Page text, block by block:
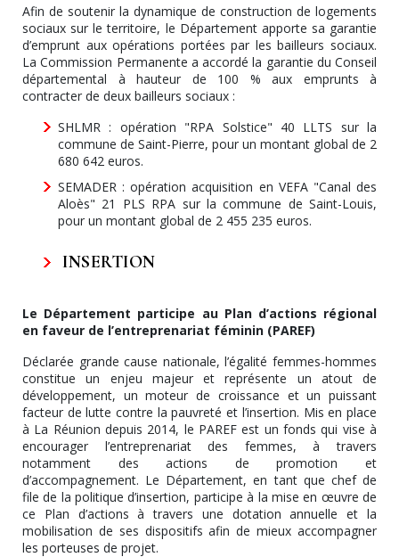
Afin de soutenir la dynamique de construction de logements
sociaux sur le territoire, le Département apporte sa garantie
d’emprunt aux opérations portées par les bailleurs sociaux.
La Commission Permanente a accordé la garantie du Conseil
départemental à hauteur de 100 % aux emprunts à
contracter de deux bailleurs sociaux :
SHLMR : opération "RPA Solstice" 40 LLTS sur la
commune de Saint-Pierre, pour un montant global de 2
680 642 euros.
SEMADER : opération acquisition en VEFA "Canal des
Aloès" 21 PLS RPA sur la commune de Saint-Louis,
pour un montant global de 2 455 235 euros.
INSERTION
Le Département participe au Plan d’actions régional
en faveur de l’entreprenariat féminin (PAREF)
Déclarée grande cause nationale, l’égalité femmes-hommes
constitue un enjeu majeur et représente un atout de
développement, un moteur de croissance et un puissant
facteur de lutte contre la pauvreté et l’insertion. Mis en place
à La Réunion depuis 2014, le PAREF est un fonds qui vise à
encourager l’entreprenariat des femmes, à travers
notamment des actions de promotion et
d’accompagnement. Le Département, en tant que chef de
file de la politique d’insertion, participe à la mise en œuvre de
ce Plan d’actions à travers une dotation annuelle et la
mobilisation de ses dispositifs afin de mieux accompagner
les porteuses de projet.